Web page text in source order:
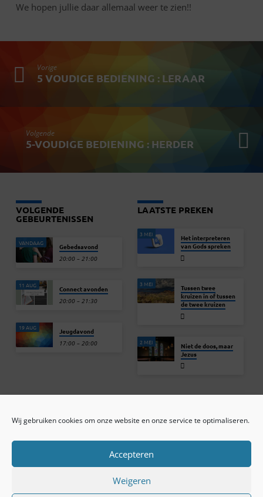
Wij gebruiken cookies om onze website en onze service te optimaliseren.
Accepteren
Weigeren
We hopen jullie daar allemaal weer te zien!!
Vorige
5 VOUDIGE BEDIENING : LERAAR
Volgende
5-VOUDIGE BEDIENING : HERDER
VOLGENDE
GEBEURTENISSEN
VANDAAG Gebedsavond
20:00 – 21:00
11 AUG Connect avonden
20:00 – 21:30
19 AUG Jeugdavond
17:00 – 20:00
LAATSTE PREKEN
3 MEI
Het interpreteren
van Gods spreken
3 MEI
Tussen twee
kruizen in of tussen
de twee kruizen
2 MEI
Niet de doos, maar
Jezus
ONLINE ARCHIEF
Privacy beleid